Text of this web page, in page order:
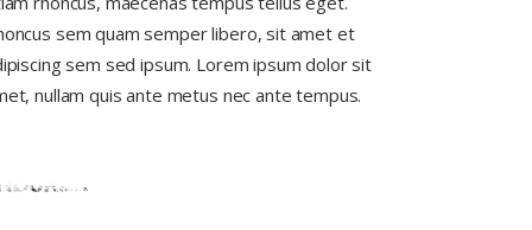
sem quam semper libero, sit amet et
sem sed ipsum. Lorem ipsum dolor sit
nullam quis ante metus nec ante tempus.